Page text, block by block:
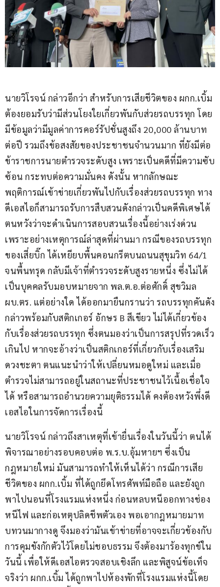
นายวิโรจน์ กล่าวอีกว่า สำหรับการเสียชีวิตของ ผกก.เบิ้ม
ต้องยอมรับว่ามีส่วนโยงใยเกี่ยวพันกับส่วยรถบรรทุก โดย
มีข้อมูลว่ามีมูลค่าการคอร์รัปชั่นสูงถึง 20,000 ล้านบาท
ต่อปี รวมถึงข้อสงสัยของประชาชนจำนวนมาก ที่ยังมีต่อ
ข้าราชการนายตำรวจระดับสูง เพราะเป็นคดีที่มีความซับ
ซ้อน กระทบต่อความมั่นคง ดังนั้น หากลักษณะ
พฤติการณ์เข้าข่ายเกี่ยวพันไปกับเรื่องส่วยรถบรรทุก ทาง
ดีเอสไอก็สามารถรับการสืบสวนดังกล่าวเป็นคดีพิเศษได้
ตนหวังว่าจะดำเนินการสอบสวนเรื่องนี้อย่างเร่งด่วน
เพราะอย่างเหตุการณ์ล่าสุดที่ผ่านมา กรณีของรถบรรทุก
ของเสี่ยบิ๊ก ได้เหยียบพื้นคอนกรีตบนถนนสุขุมวิท 64/1
จนพื้นทรุด กลับมีเจ้าที่ตำรวจระดับสูงรายหนึ่ง ซึ่งไม่ได้
เป็นบุคคลรับมอบหมายจาก พล.ต.อ.ต่อศักดิ์ สุขวิมล
ผบ.ตร. แต่อย่างใด ได้ออกมายืนกรานว่า รถบรรทุกคันดัง
กล่าวพร้อมกับสติกเกอร์ อักษร B สีเขียว ไม่ได้เกี่ยวข้อง
กับเรื่องส่วยรถบรรทุก ซึ่งตนมองว่าเป็นการสรุปที่รวดเร็ว
เกินไป หากจะอ้างว่าเป็นสติกเกอร์ที่เกี่ยวกับเรื่องเสริม
ดวงชะตา ตนแนะนำว่าให้เปลี่ยนหมอดูใหม่ และเมื่อ
ตำรวจไม่สามารถอยู่ในสถานะที่ประชาชนไว้เนื้อเชื่อใจ
ได้ หรือสามารถอำนวยความยุติธรรมได้ คงต้องหวังพึ่งดี
เอสไอในการจัดการเรื่องนี้
นายวิโรจน์ กล่าวถึงสาเหตุที่เข้ายื่นเรื่องในวันนี้ว่า ตนได้
พิจารณาอย่างรอบคอบต่อ พ.ร.บ.อุ้มหายฯ ซึ่งเป็น
กฎหมายใหม่ มันสามารถทำให้เห็นได้ว่า กรณีการเสีย
ชีวิตของ ผกก.เบิ้ม ที่ได้ถูกยึดโทรศัพท์มือถือ และยังถูก
พาไปนอนที่โรงแรมแห่งหนึ่ง ก่อนหลบหนีออกทางช่อง
หนีไฟ และก่อเหตุปลิดชีพตัวเอง พอเอากฎหมายมาท
บทวนมากางดู จึงมองว่ามันเข้าข่ายที่อาจจะเกี่ยวข้องกับ
การคุมขังกักตัวไว้โดยไม่ชอบธรรม จึงต้องมาร้องทุกข์ใน
วันนี้ เพื่อให้ดีเอสไอตรวจสอบเชิงลึก และพิสูจน์ข้อเท็จ
จริงว่า ผกก.เบิ้ม ได้ถูกพาไปห้องพักที่โรงแรมแห่งนี้โดย